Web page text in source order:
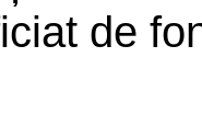
de